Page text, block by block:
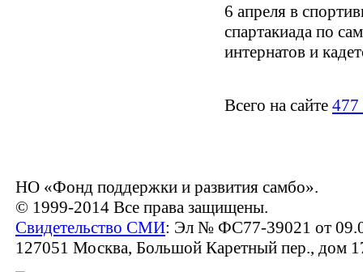
6 апреля в
спартакиада по
интернатов и
Всего на сайте 477
НО «Фонд поддержки и развития самбо».
© 1999-2014 Все права защищены.
Свидетельство СМИ: Эл № ФС77-39021 от
127051 Москва, Большой Каретный пер., дом